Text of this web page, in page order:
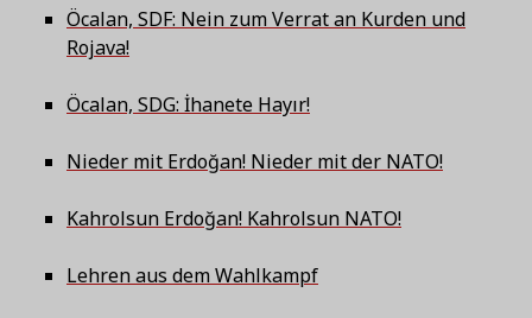
Öcalan, SDF: Nein zum Verrat an Kurden und
Rojava!
Öcalan, SDG: İhanete Hayır!
Nieder mit Erdoğan! Nieder mit der NATO!
Kahrolsun Erdoğan! Kahrolsun NATO!
Lehren aus dem Wahlkampf